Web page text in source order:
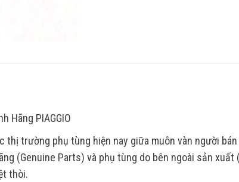
Hãng PIAGGIO
thị trường phụ tùng hiện nay giữa muôn vàn người
(Genuine Parts) và phụ tùng do bên ngoài sản
thòi.